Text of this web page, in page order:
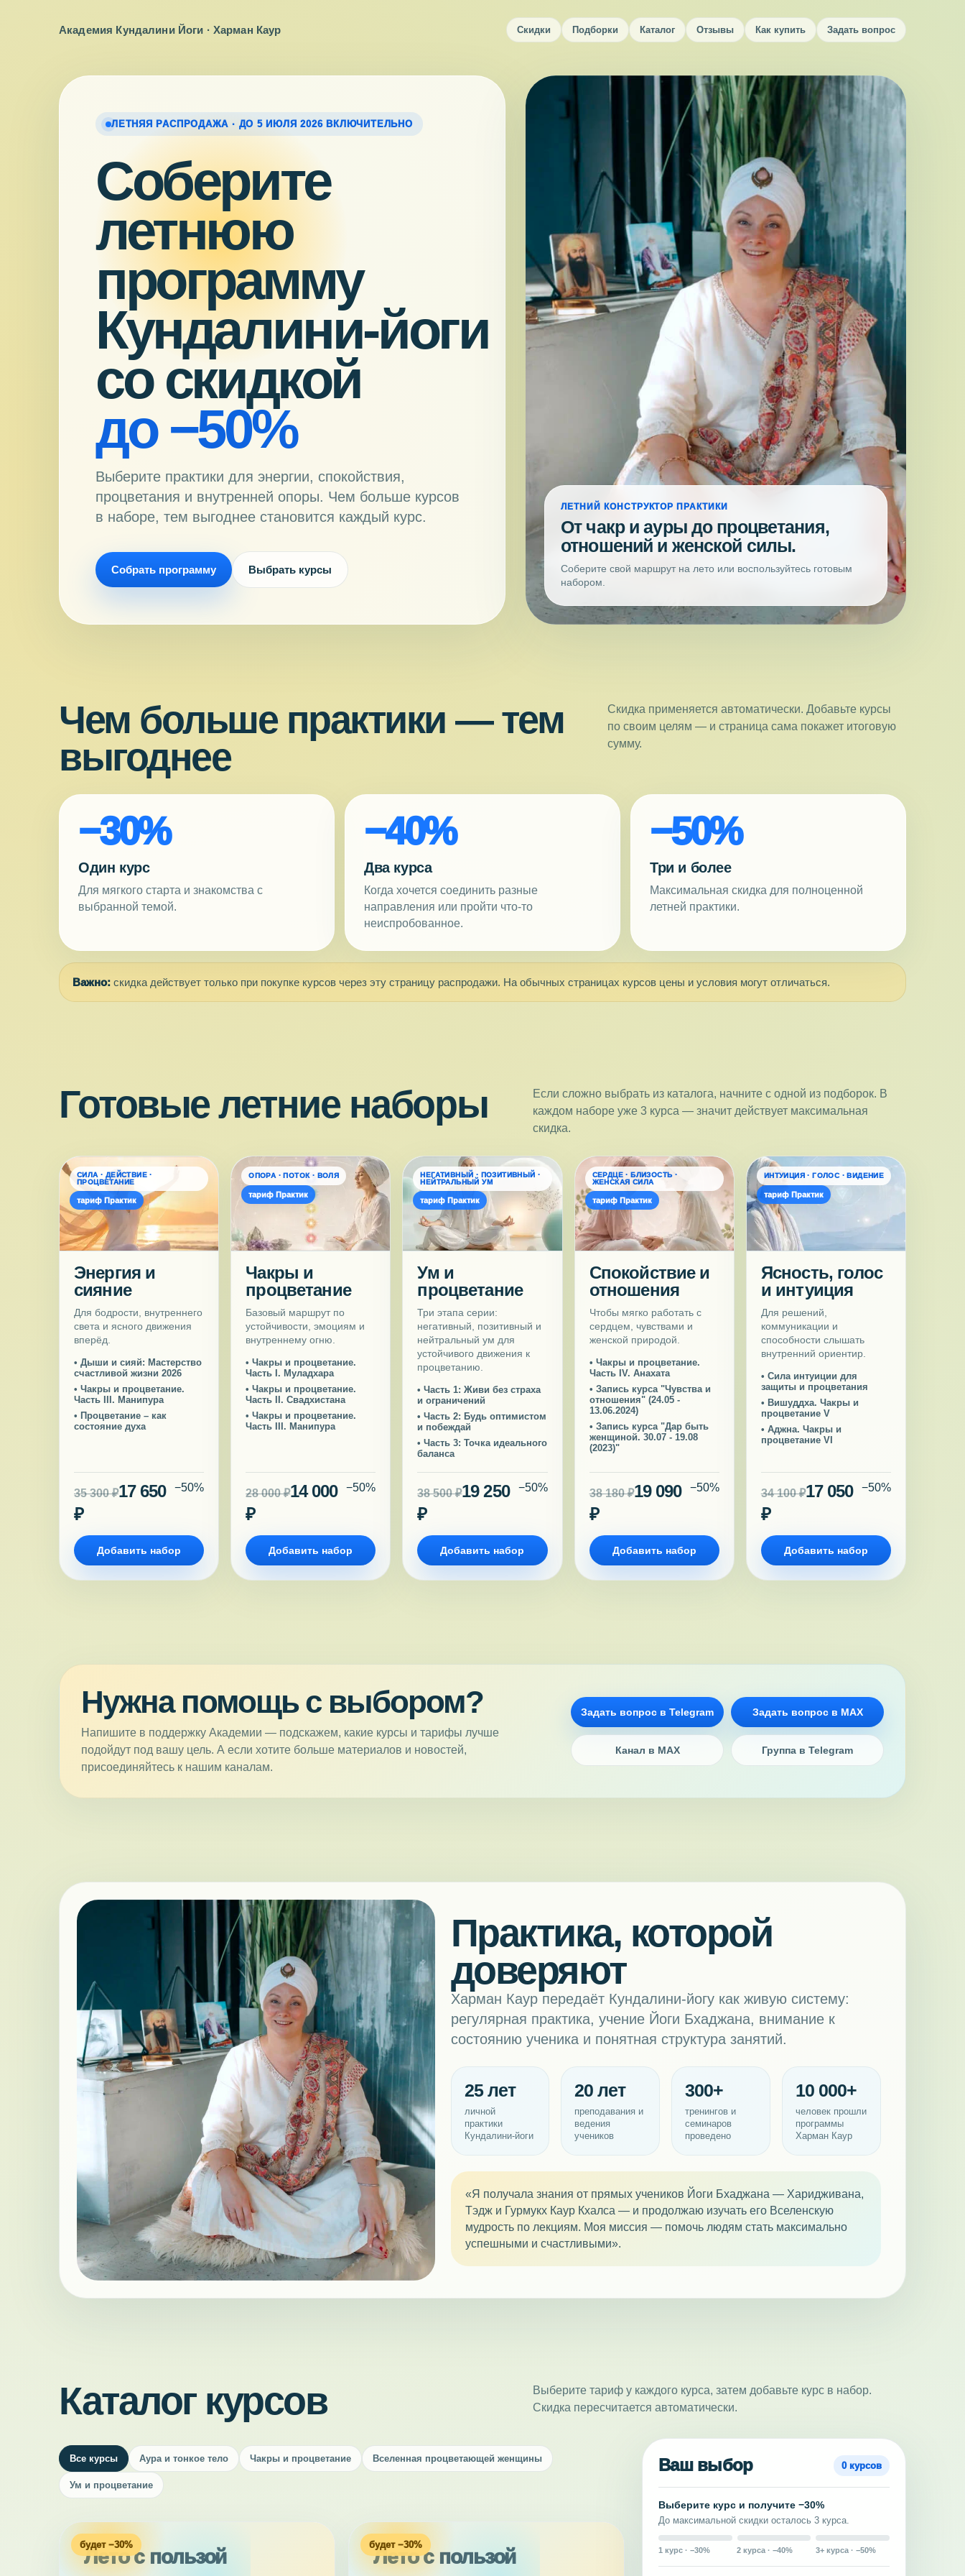
Академия Кундалини Йоги · Харман Каур Скидки Подборки Каталог Отзывы Как купить Задать вопрос
ЛЕТНЯЯ РАСПРОДАЖА · ДО 5 ИЮЛЯ 2026 ВКЛЮЧИТЕЛЬНО
Соберите
летнюю
программу
Кундалини‑йоги
со скидкой
до −50%
Выберите практики для энергии, спокойствия,
процветания и внутренней опоры. Чем больше курсов
в наборе, тем выгоднее становится каждый курс.
Собрать программу Выбрать курсы
ЛЕТНИЙ КОНСТРУКТОР ПРАКТИКИ
От чакр и ауры до процветания,
отношений и женской силы.
Соберите свой маршрут на лето или воспользуйтесь готовым
набором.
Чем больше практики — тем
выгоднее
Скидка применяется автоматически. Добавьте курсы
по своим целям — и страница сама покажет итоговую
сумму.
−30%
Один курс
Для мягкого старта и знакомства с
выбранной темой.
−40%
Два курса
Когда хочется соединить разные
направления или пройти что-то
неиспробованное.
−50%
Три и более
Максимальная скидка для полноценной
летней практики.
Важно: скидка действует только при покупке курсов через эту страницу распродажи. На обычных страницах курсов цены и условия могут отличаться.
Готовые летние наборы
Если сложно выбрать из каталога, начните с одной из подборок. В
каждом наборе уже 3 курса — значит действует максимальная
скидка.
СИЛА · ДЕЙСТВИЕ ·
ПРОЦВЕТАНИЕ
тариф Практик
Энергия и
сияние
Для бодрости, внутреннего
света и ясного движения
вперёд.
• Дыши и сияй: Мастерство
счастливой жизни 2026
• Чакры и процветание.
Часть III. Манипура
• Процветание – как
состояние духа
35 300 ₽17 650
₽
−50%
Добавить набор
ОПОРА · ПОТОК · ВОЛЯ
тариф Практик
Чакры и
процветание
Базовый маршрут по
устойчивости, эмоциям и
внутреннему огню.
• Чакры и процветание.
Часть I. Муладхара
• Чакры и процветание.
Часть II. Свадхистана
• Чакры и процветание.
Часть III. Манипура
28 000 ₽14 000
₽
−50%
Добавить набор
НЕГАТИВНЫЙ · ПОЗИТИВНЫЙ ·
НЕЙТРАЛЬНЫЙ УМ
тариф Практик
Ум и
процветание
Три этапа серии:
негативный, позитивный и
нейтральный ум для
устойчивого движения к
процветанию.
• Часть 1: Живи без страха
и ограничений
• Часть 2: Будь оптимистом
и побеждай
• Часть 3: Точка идеального
баланса
38 500 ₽19 250
₽
−50%
Добавить набор
СЕРДЦЕ · БЛИЗОСТЬ ·
ЖЕНСКАЯ СИЛА
тариф Практик
Спокойствие и
отношения
Чтобы мягко работать с
сердцем, чувствами и
женской природой.
• Чакры и процветание.
Часть IV. Анахата
• Запись курса "Чувства и
отношения" (24.05 -
13.06.2024)
• Запись курса "Дар быть
женщиной. 30.07 - 19.08
(2023)"
38 180 ₽19 090
₽
−50%
Добавить набор
ИНТУИЦИЯ · ГОЛОС · ВИДЕНИЕ
тариф Практик
Ясность, голос
и интуиция
Для решений,
коммуникации и
способности слышать
внутренний ориентир.
• Сила интуиции для
защиты и процветания
• Вишуддха. Чакры и
процветание V
• Аджна. Чакры и
процветание VI
34 100 ₽17 050
₽
−50%
Добавить набор
Нужна помощь с выбором?
Напишите в поддержку Академии — подскажем, какие курсы и тарифы лучше
подойдут под вашу цель. А если хотите больше материалов и новостей,
присоединяйтесь к нашим каналам.
Задать вопрос в Telegram Задать вопрос в MAX
Канал в MAX Группа в Telegram
Практика, которой
доверяют
Харман Каур передаёт Кундалини‑йогу как живую систему:
регулярная практика, учение Йоги Бхаджана, внимание к
состоянию ученика и понятная структура занятий.
25 лет
личной
практики
Кундалини-йоги
20 лет
преподавания и
ведения
учеников
300+
тренингов и
семинаров
проведено
10 000+
человек прошли
программы
Харман Каур
«Я получала знания от прямых учеников Йоги Бхаджана — Харидживана,
Тэдж и Гурмукх Каур Кхалса — и продолжаю изучать его Вселенскую
мудрость по лекциям. Моя миссия — помочь людям стать максимально
успешными и счастливыми».
Каталог курсов
Выберите тариф у каждого курса, затем добавьте курс в набор.
Скидка пересчитается автоматически.
Все курсы Аура и тонкое тело Чакры и процветание Вселенная процветающей женщины
Ум и процветание
будет −30% будет −30%
Ваш выбор 0 курсов
Выберите курс и получите −30%
До максимальной скидки осталось 3 курса.
1 курс · −30% 2 курса · −40% 3+ курса · −50%